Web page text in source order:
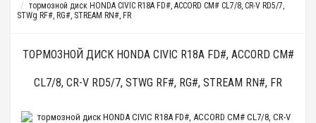
тормозной диск HONDA CIVIC R18A FD#, ACCORD CM# CL7/8, CR-V RD5/7,
STWg RF#, RG#, STREAM RN#, FR
ТОРМОЗНОЙ ДИСК HONDA CIVIC R18A FD#, ACCORD CM#
CL7/8, CR-V RD5/7, STWG RF#, RG#, STREAM RN#, FR